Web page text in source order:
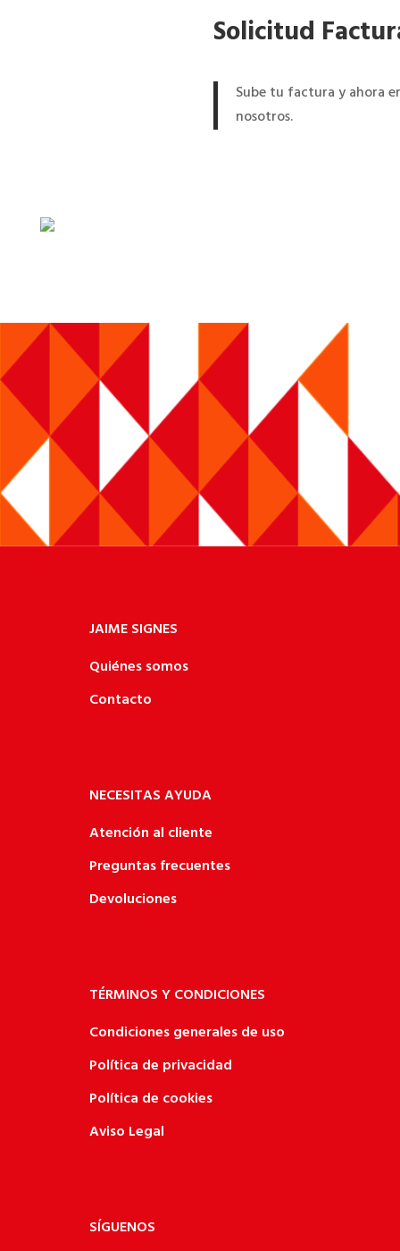
Solicitud
Sube tu factura y ahora
nosotros.
JAIME SIGNES
Quiénes somos
Contacto
NECESITAS AYUDA
Atención al cliente
Preguntas frecuentes
Devoluciones
TÉRMINOS Y CONDICIONES
Condiciones generales de uso
Política de privacidad
Política de cookies
Aviso Legal
SÍGUENOS